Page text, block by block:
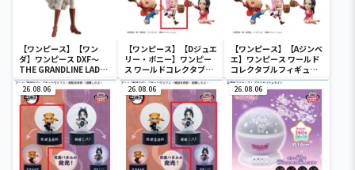
【ワンピース】【ワン
ダ】ワンピース DXF～
THE GRANDLINE LADY
～ワノ国 vol.10
【ワンピース】【Dジュエ
リー・ボニー】ワンピー
ス ワールドコレクタブル
フィギュア-宴1-
【ワンピース】【Aジンベ
エ】ワンピース ワールド
コレクタブルフィギュア-
宴1-
26.08.06 26.08.06 26.08.06